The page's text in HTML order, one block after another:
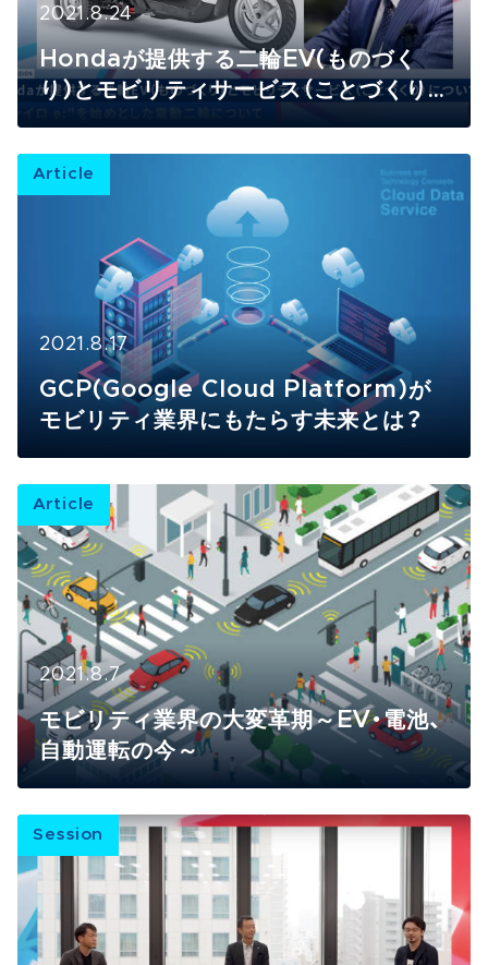
2021.8.24
Hondaが提供する二輪EV(ものづく
り)とモビリティサービス（ことづくり）
Article
2021.8.17
GCP(Google Cloud Platform)が
モビリティ業界にもたらす未来とは？
Article
2021.8.7
モビリティ業界の大変革期～EV・電池、
自動運転の今～
Session